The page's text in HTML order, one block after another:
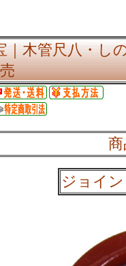
｜木管尺八・し
ジョイ